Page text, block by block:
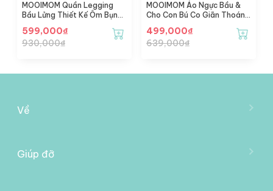
MOOIMOM Quần Legging
Bầu Lửng Thiết Kế Ôm Bụng
599,000₫
930,000₫
MOOIMOM Áo Ngực Bầu &
Cho Con Bú Co Giãn Thoáng
499,000₫
639,000₫
Về
Trở Thành Đại Lý
Giúp đỡ